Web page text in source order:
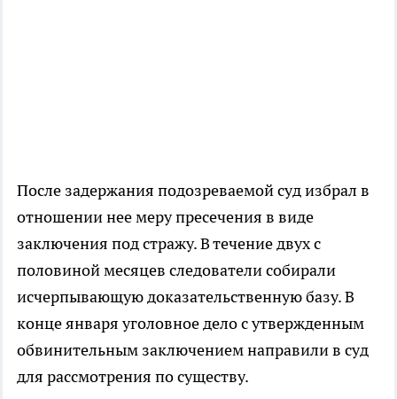
После задержания подозреваемой суд избрал в
отношении нее меру пресечения в виде
заключения под стражу. В течение двух с
половиной месяцев следователи собирали
исчерпывающую доказательственную базу. В
конце января уголовное дело с утвержденным
обвинительным заключением направили в суд
для рассмотрения по существу.